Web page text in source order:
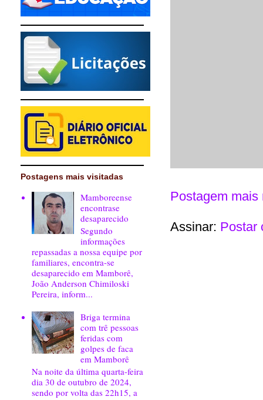
Postagem mais
Assinar: Postar
Postagens mais visitadas
Mamboreense
encontrase
desaparecido
Segundo
informações
repassadas a nossa equipe por
familiares, encontra-se
desaparecido em Mamborê,
João Anderson Chimiloski
Pereira, inform...
Briga termina
com trê pessoas
feridas com
golpes de faca
em Mamborê
Na noite da última quarta-feira
dia 30 de outubro de 2024,
sendo por volta das 22h15, a